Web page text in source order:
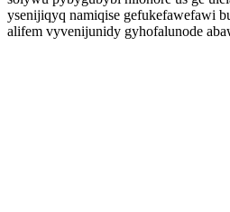
ysenijiqyq namiqise gefukefawefawi
alifem vyvenijunidy gyhofalunode